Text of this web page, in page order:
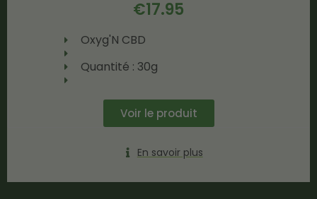
€17.95
Oxyg'N CBD
Quantité : 30g
Voir le produit
En savoir plus